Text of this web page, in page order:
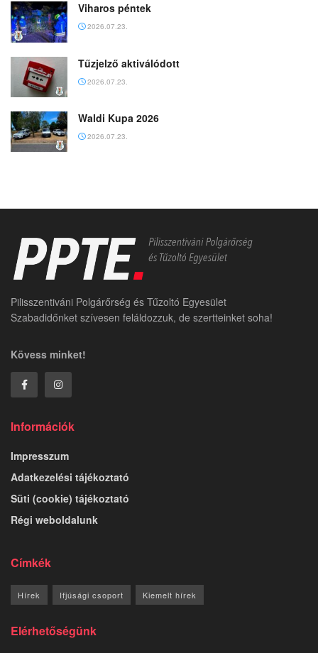
Viharos péntek
2026.07.23.
Tűzjelző aktiválódott
2026.07.23.
Waldi Kupa 2026
2026.07.23.
Pilisszentiváni Polgárőrség és Tűzoltó Egyesület
Szabadidőnket szívesen feláldozzuk, de szertteinket soha!
Kövess minket!
Információk
Impresszum
Adatkezelési tájékoztató
Süti (cookie) tájékoztató
Régi weboldalunk
Címkék
Hírek Ifjúsági csoport Kiemelt hírek
Elérhetőségünk